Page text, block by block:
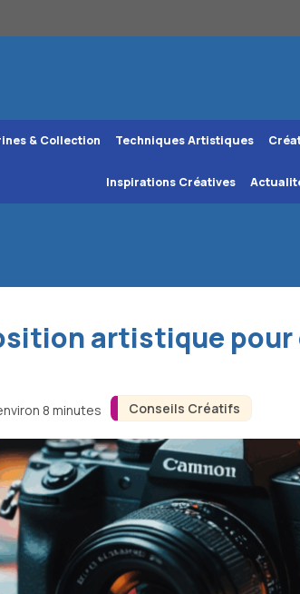
& Collection Techniques Artistiques
Inspirations Créatives
Conseils Créatifs
artistique
8 minutes